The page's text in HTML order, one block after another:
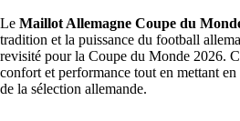
Le Maillot Allemagne Coupe du
tradition et la puissance du football
revisité pour la Coupe du Monde 2026.
confort et performance tout en mettant
de la sélection allemande.